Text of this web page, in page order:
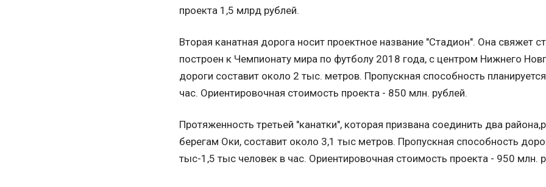
проекта 1,5 млрд рублей.
Вторая канатная дорога носит проектное название "Стадион". Она свяжет
построен к Чемпионату мира по футболу 2018 года, с центром Нижнего
дороги составит около 2 тыс. метров. Пропускная способность
час. Ориентировочная стоимость проекта - 850 млн. рублей.
Протяженность третьей "канатки", которая призвана соединить два
берегам Оки, составит около 3,1 тыс метров. Пропускная способность
тыс-1,5 тыс человек в час. Ориентировочная стоимость проекта - 950 млн.